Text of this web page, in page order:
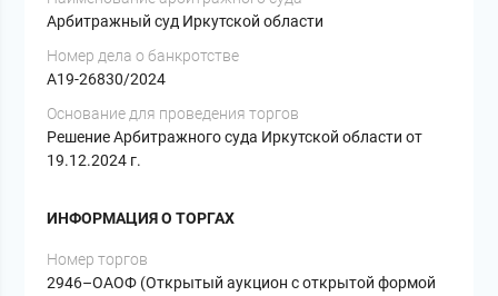
Арбитражный суд Иркутской области
Номер дела о банкротстве
А19-26830/2024
Основание для проведения торгов
Решение Арбитражного суда Иркутской области от
19.12.2024 г.
ИНФОРМАЦИЯ О ТОРГАХ
Номер торгов
2946–ОАОФ (Открытый аукцион с открытой формой